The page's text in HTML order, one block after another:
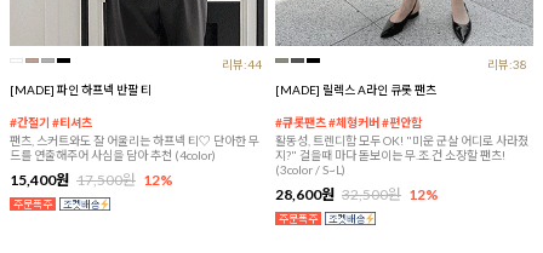
리뷰:44
[MADE] 파인 하프넥 반팔 티
#간절기 #티셔츠
팬츠, 스커트와도 잘 어울리는 하프넥 티♡ 단아한 무
드를 연출해주어 사심을 담아 추천 (4color)
15,400원 17,500원 12%
리뷰:38
[MADE] 릴렉스 A라인 큐롯 팬츠
#큐롯팬츠 #체형커버 #편안함
활동성, 트렌디함 모두 OK! "미운 군살 어디로 사라졌
지?" 걸을때 마다 돋보이는 무.조.건 소장할 팬츠!
(3color / S~L)
28,600원 32,500원 12%